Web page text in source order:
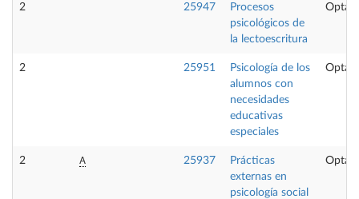
2 25947
Procesos
psicológicos de
la lectoescritura
2 25951
Psicología de los
alumnos con
necesidades
educativas
especiales
2 A 25937
Prácticas
externas en
psicología social